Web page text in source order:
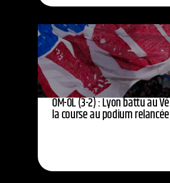
OM-OL (3-2) : Lyon battu au
la course au podium relancée